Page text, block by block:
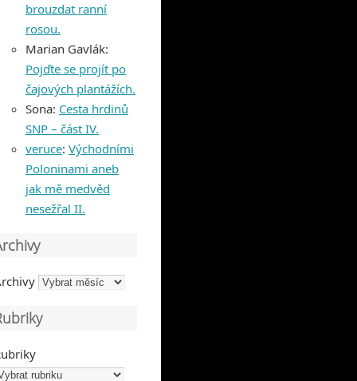
brouzdat ranní
rosou.
Marian Gavlák:
Pojďte se projít po
čajových plantážích.
Sona: Cesta hrdinů
SNP – část IV.
veruce: Východními
Poloninami aneb
jak mě medvěd
nesežřal II.